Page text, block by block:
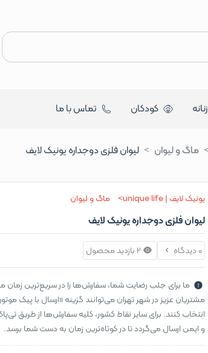
زنانه کودکان تماس با ما
ماگ و لیوان لیوان فلزی دوجداره یونیک لایف
یونیک لایف | unique life ماگ و لیوان
لیوان فلزی دوجداره یونیک لایف
0 دیدگاه 2 بازدید محصول
ما برای جلب رضایت شما، سفارش‌ها را در سریع‌ترین
مشتریان عزیز در شهر تهران می‌توانند گزینه «ارسال با پیک
انتخاب کنند. برای سایر نقاط کشور، کلیه سفارش‌ها از
و ایمن ارسال می‌گردد تا در کوتاه‌ترین زمان به دست شما برسد.